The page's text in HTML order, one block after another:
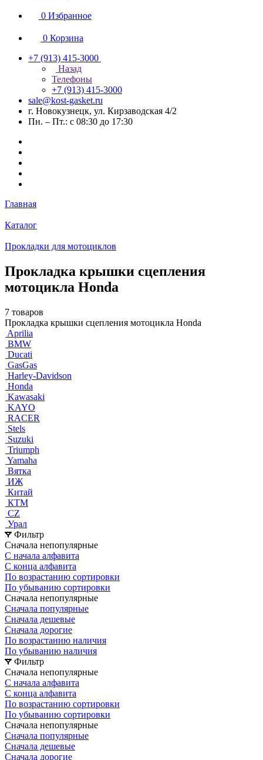
0 Избранное
0 Корзина
+7 (913) 415-3000
Назад
Телефоны
+7 (913) 415-3000
sale@kost-gasket.ru
г. Новокузнецк, ул. Кирзаводская 4/2
Пн. – Пт.: с 08:30 до 17:30
Главная
Каталог
Прокладки для мотоциклов
Прокладка крышки сцепления
мотоцикла Honda
7 товаров
Прокладка крышки сцепления мотоцикла Honda
Aprilia
BMW
Ducati
GasGas
Harley-Davidson
Honda
Kawasaki
KAYO
RACER
Stels
Suzuki
Triumph
Yamaha
Вятка
ИЖ
Китай
КТМ
СZ
Урал
Фильтр
Сначала непопулярные
С начала алфавита
С конца алфавита
По возрастанию сортировки
По убыванию сортировки
Сначала непопулярные
Сначала популярные
Сначала дешевые
Сначала дорогие
По возрастанию наличия
По убыванию наличия
Фильтр
Сначала непопулярные
С начала алфавита
С конца алфавита
По возрастанию сортировки
По убыванию сортировки
Сначала непопулярные
Сначала популярные
Сначала дешевые
Сначала дорогие